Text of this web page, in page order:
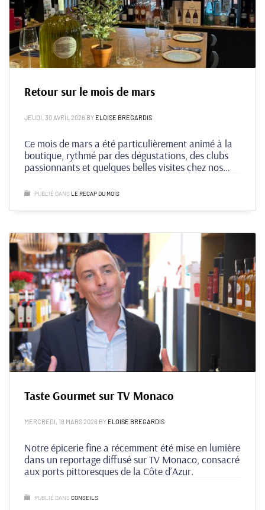
Retour sur le mois de mars
JEUDI, 30 AVRIL 2026 BY ELOISE BREGARDIS
Ce mois de mars a été particulièrement animé à la
boutique, rythmé par des dégustations, des clubs
passionnants et quelques belles visites chez nos
PUBLIÉ DANS LE RECAP DU MOIS
Taste Gourmet sur TV Monaco
MERCREDI, 18 MARS 2026 BY ELOISE BREGARDIS
Notre épicerie fine a récemment été mise en lumière
dans un reportage diffusé sur TV Monaco, consacré
aux ports pittoresques de la Côte d’Azur.
PUBLIÉ DANS CONSEILS